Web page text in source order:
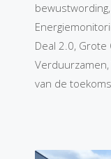
bewustwording,
Deal 2.0, Grote
Verduurzamen,
van de